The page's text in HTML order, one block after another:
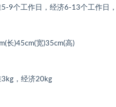
9个工作日，经济6-13个工作日
长)45cm(宽)35cm(高)
，经济20kg